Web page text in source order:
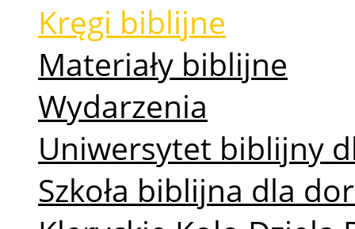
Kręgi biblijne
Materiały biblijne
Wydarzenia
Uniwersytet biblijny
Szkoła biblijna dla